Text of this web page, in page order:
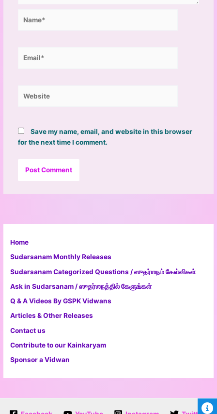
Save my name, email, and website in this browser
for the next time I comment.
Home
Sudarsanam Monthly Releases
Sudarsanam Categorized Questions / ஸுதர்ஶநம் கேள்விகள்
Ask in Sudarsanam / ஸுதர்ஶநத்தில் கேளுங்கள்
Q & A Videos By GSPK Vidwans
Articles & Other Releases
Contact us
Contribute to our Kainkaryam
Sponsor a Vidwan